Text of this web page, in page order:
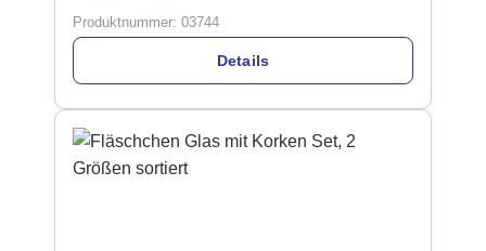
Produktnummer: 03744
Details